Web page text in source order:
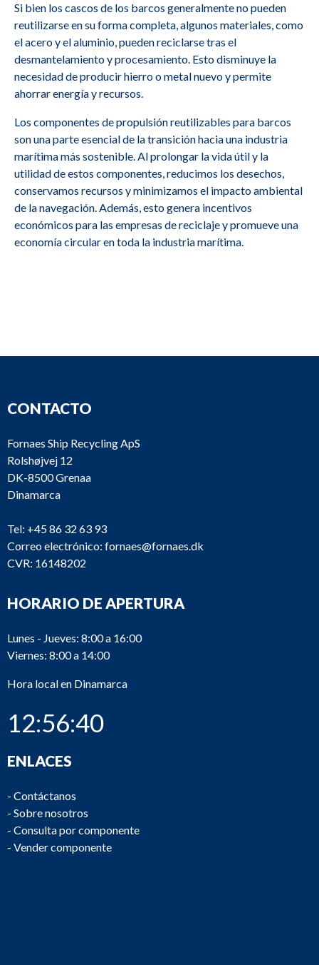
M2679 ABC
6DZC-1000-
166-A C2
Scania
DS14 40, A25
SBV
M2677 Scania
DS14 40, A25
Si bien los cascos de los barcos generalmente no pueden
reutilizarse en su forma completa, algunos materiales, como
el acero y el aluminio, pueden reciclarse tras el
desmantelamiento y procesamiento. Esto disminuye la
necesidad de producir hierro o metal nuevo y permite
ahorrar energía y recursos.
Los componentes de propulsión reutilizables para barcos
son una parte esencial de la transición hacia una industria
marítima más sostenible. Al prolongar la vida útil y la
utilidad de estos componentes, reducimos los desechos,
conservamos recursos y minimizamos el impacto ambiental
de la navegación. Además, esto genera incentivos
económicos para las empresas de reciclaje y promueve una
economía circular en toda la industria marítima.
CONTACTO
Fornaes Ship Recycling ApS
Rolshøjvej 12
DK-8500 Grenaa
Dinamarca
Tel: +45 86 32 63 93
Correo electrónico: fornaes@fornaes.dk
CVR: 16148202
HORARIO DE APERTURA
Lunes - Jueves: 8:00 a 16:00
Viernes: 8:00 a 14:00
Hora local en Dinamarca
12:56:40
ENLACES
- Contáctanos
- Sobre nosotros
- Consulta por componente
- Vender componente